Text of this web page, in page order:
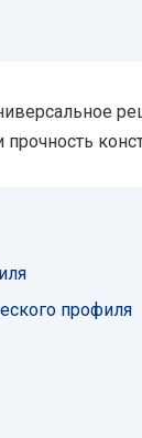
профиля